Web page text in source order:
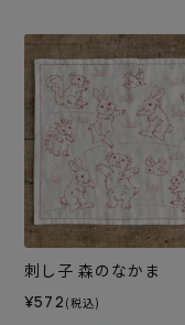
刺し子 森のなかま
¥572 (税込)